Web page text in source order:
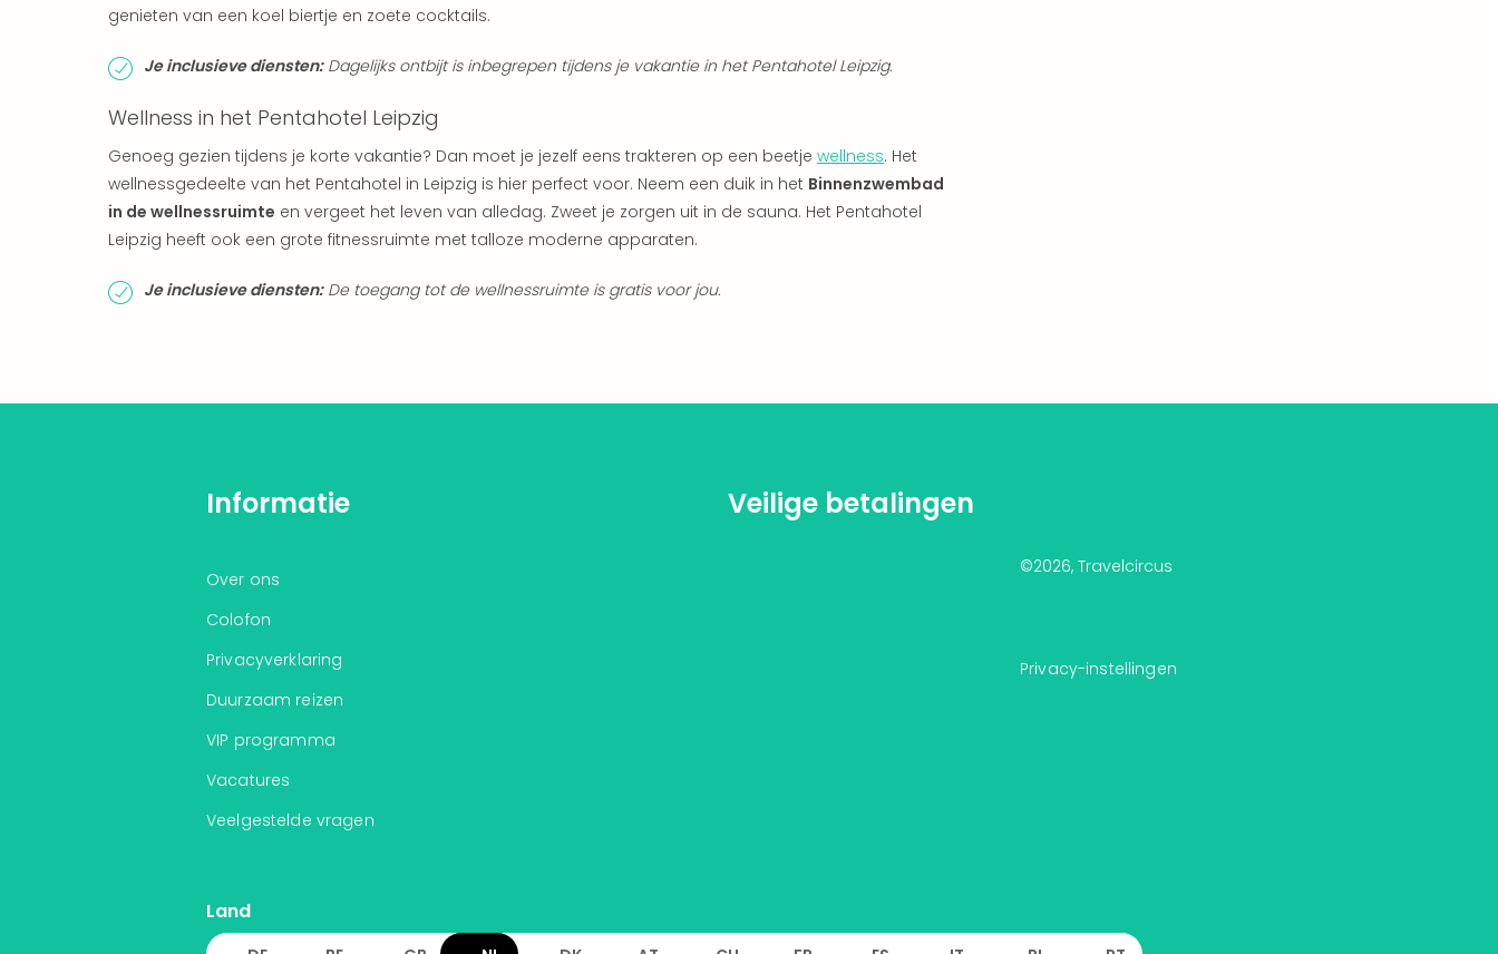
genieten van een koel biertje en zoete cocktails.
Je inclusieve diensten:Dagelijks ontbijt is inbegrepen tijdens je vakantie in het Pentahotel Leipzig.
Wellness in het Pentahotel Leipzig
Genoeg gezien tijdens je korte vakantie? Dan moet je jezelf eens trakteren op een beetje wellness. Het
wellnessgedeelte van het Pentahotel in Leipzig is hier perfect voor. Neem een duik in het Binnenzwembad
in de wellnessruimte en vergeet het leven van alledag. Zweet je zorgen uit in de sauna. Het Pentahotel
Leipzig heeft ook een grote fitnessruimte met talloze moderne apparaten.
Je inclusieve diensten:De toegang tot de wellnessruimte is gratis voor jou.
Informatie
Over ons
Colofon
Privacyverklaring
Duurzaam reizen
VIP programma
Vacatures
Veelgestelde vragen
Veilige betalingen
©2026, Travelcircus
Privacy-instellingen
Land